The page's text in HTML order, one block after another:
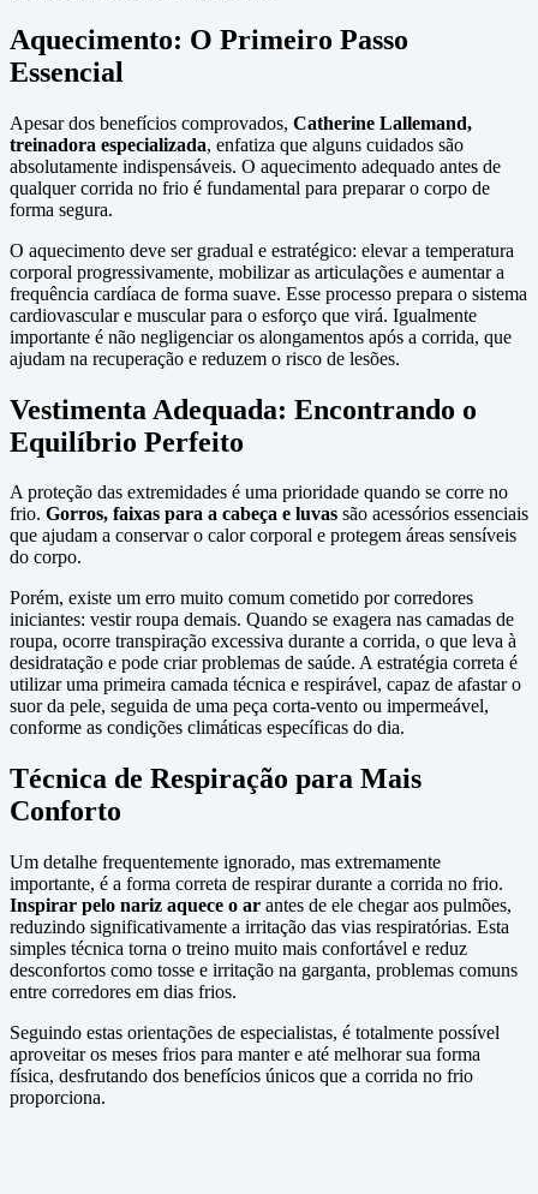
Aquecimento: O Primeiro Passo
Essencial
Apesar dos benefícios comprovados, Catherine Lallemand,
treinadora especializada, enfatiza que alguns cuidados são
absolutamente indispensáveis. O aquecimento adequado antes de
qualquer corrida no frio é fundamental para preparar o corpo de
forma segura.
O aquecimento deve ser gradual e estratégico: elevar a temperatura
corporal progressivamente, mobilizar as articulações e aumentar a
frequência cardíaca de forma suave. Esse processo prepara o sistema
cardiovascular e muscular para o esforço que virá. Igualmente
importante é não negligenciar os alongamentos após a corrida, que
ajudam na recuperação e reduzem o risco de lesões.
Vestimenta Adequada: Encontrando o
Equilíbrio Perfeito
A proteção das extremidades é uma prioridade quando se corre no
frio. Gorros, faixas para a cabeça e luvas são acessórios essenciais
que ajudam a conservar o calor corporal e protegem áreas sensíveis
do corpo.
Porém, existe um erro muito comum cometido por corredores
iniciantes: vestir roupa demais. Quando se exagera nas camadas de
roupa, ocorre transpiração excessiva durante a corrida, o que leva à
desidratação e pode criar problemas de saúde. A estratégia correta é
utilizar uma primeira camada técnica e respirável, capaz de afastar o
suor da pele, seguida de uma peça corta-vento ou impermeável,
conforme as condições climáticas específicas do dia.
Técnica de Respiração para Mais
Conforto
Um detalhe frequentemente ignorado, mas extremamente
importante, é a forma correta de respirar durante a corrida no frio.
Inspirar pelo nariz aquece o ar antes de ele chegar aos pulmões,
reduzindo significativamente a irritação das vias respiratórias. Esta
simples técnica torna o treino muito mais confortável e reduz
desconfortos como tosse e irritação na garganta, problemas comuns
entre corredores em dias frios.
Seguindo estas orientações de especialistas, é totalmente possível
aproveitar os meses frios para manter e até melhorar sua forma
física, desfrutando dos benefícios únicos que a corrida no frio
proporciona.